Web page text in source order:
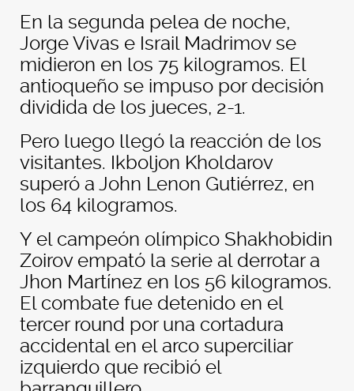
En la segunda pelea de noche,
Jorge Vivas e Israil Madrimov se
midieron en los 75 kilogramos. El
antioqueño se impuso por decisión
dividida de los jueces, 2-1.
Pero luego llegó la reacción de los
visitantes. Ikboljon Kholdarov
superó a John Lenon Gutiérrez, en
los 64 kilogramos.
Y el campeón olímpico Shakhobidin
Zoirov empató la serie al derrotar a
Jhon Martínez en los 56 kilogramos.
El combate fue detenido en el
tercer round por una cortadura
accidental en el arco superciliar
izquierdo que recibió el